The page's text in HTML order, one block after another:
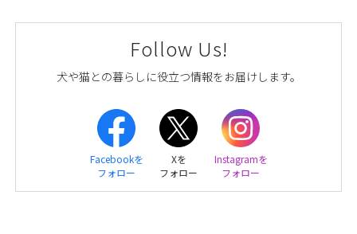
Follow Us!
犬や猫との暮らしに役立つ情報をお届けします。
Facebookを
フォロー
Xを
フォロー
Instagramを
フォロー